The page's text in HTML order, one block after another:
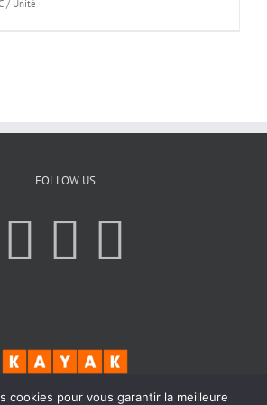
/ Unité
FOLLOW US
cookies pour vous garantir la meilleure